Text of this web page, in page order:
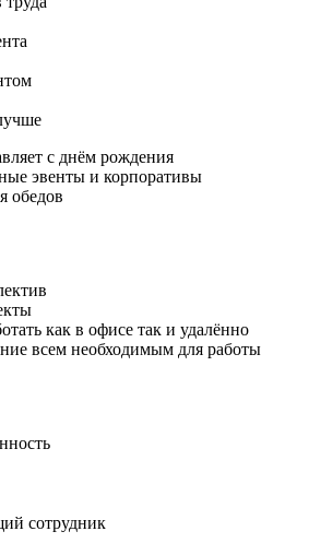
с днём рождения
эвенты и корпоративы
обедов
как в офисе так и удалённо
всем необходимым для работы
сотрудник